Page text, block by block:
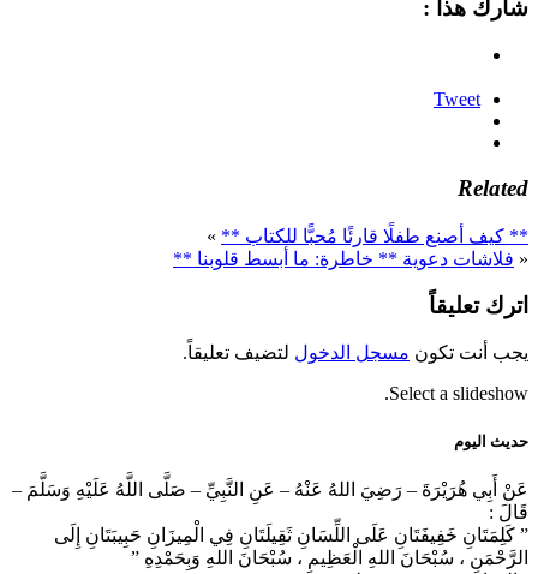
شارك هذا :
Tweet
Related
** كيف أصنع طفلًا قارئًا مُحبًّا للكتاب ** »
« فلاشات دعوية ** خاطرة: ما أبسط قلوبنا **
اترك تعليقاً
يجب أنت تكون مسجل الدخول لتضيف تعليقاً.
Select a slideshow.
حديث اليوم
عَنْ أَبِي هُرَيْرَةَ – رَضِيَ اللهُ عَنْهُ – عَنِ النَّبِيِّ – صَلَّى اللَّهُ عَلَيْهِ وَسَلَّمَ –
قَالَ :
” كَلِمَتَانِ خَفِيفَتَانِ عَلَى اللِّسَانِ ثَقِيلَتَانِ فِي الْمِيزَانِ حَبِيبَتَانِ إِلَى
الرَّحْمَنِ ، سُبْحَانَ اللهِ الْعَظِيمِ ، سُبْحَانَ اللهِ وَبِحَمْدِهِ ”